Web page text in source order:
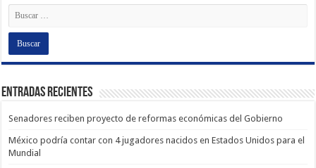
Entradas recientes
Senadores reciben proyecto de reformas económicas del Gobierno
México podría contar con 4 jugadores nacidos en Estados Unidos para el
Mundial